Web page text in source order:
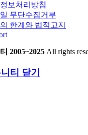
보처리방침
무단수집거부
한계와 법적고지
2005~2025 All rights
티 닫기